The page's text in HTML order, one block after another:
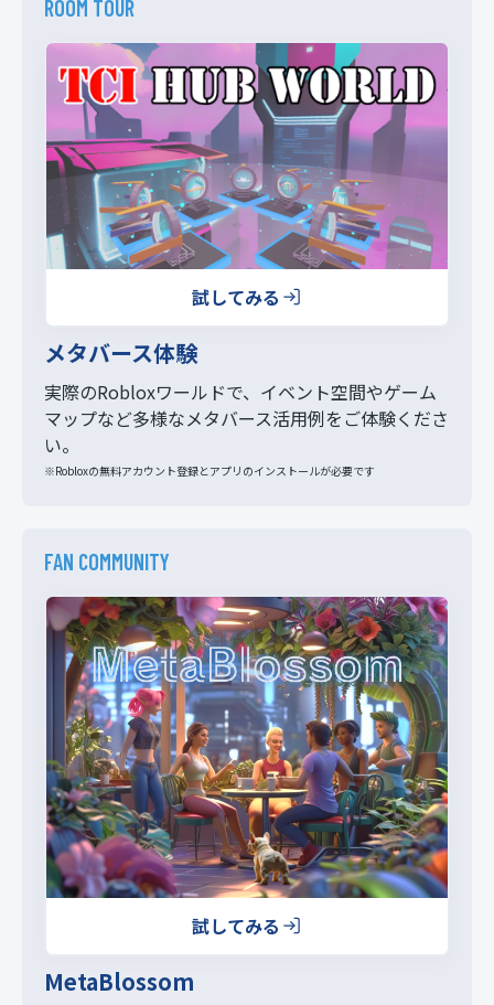
ROOM TOUR
試してみる
メタバース体験
実際のRobloxワールドで、イベント空間やゲーム
マップなど多様なメタバース活用例をご体験くださ
い。
※Robloxの無料アカウント登録とアプリのインストールが必要です
FAN COMMUNITY
試してみる
MetaBlossom